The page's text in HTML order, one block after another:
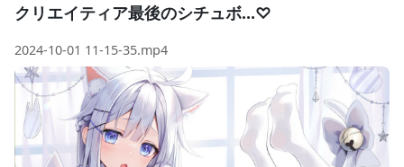
d
e
o
クリエイティア最後のシチュボ…♡
2024-10-01 11-15-35.mp4